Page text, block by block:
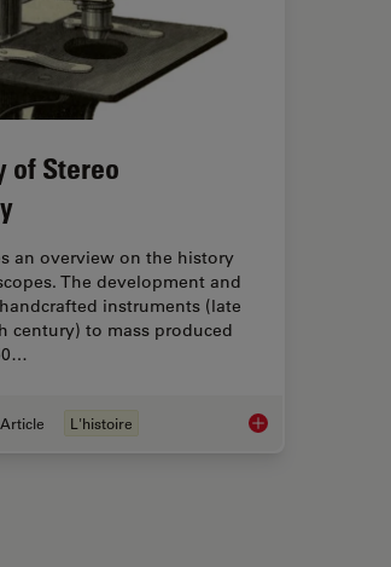
of Stereo
an overview on the history
The development and
instruments (late
century) to mass produced
Article L'histoire The History of